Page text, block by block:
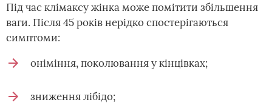
Під час клімаксу жінка може помітити збільшення
ваги. Після 45 років нерідко спостерігаються
симптоми:
оніміння, поколювання у кінцівках;
зниження лібідо;